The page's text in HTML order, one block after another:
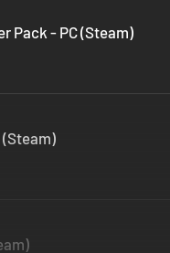
Pack - PC (Steam)
(Steam)